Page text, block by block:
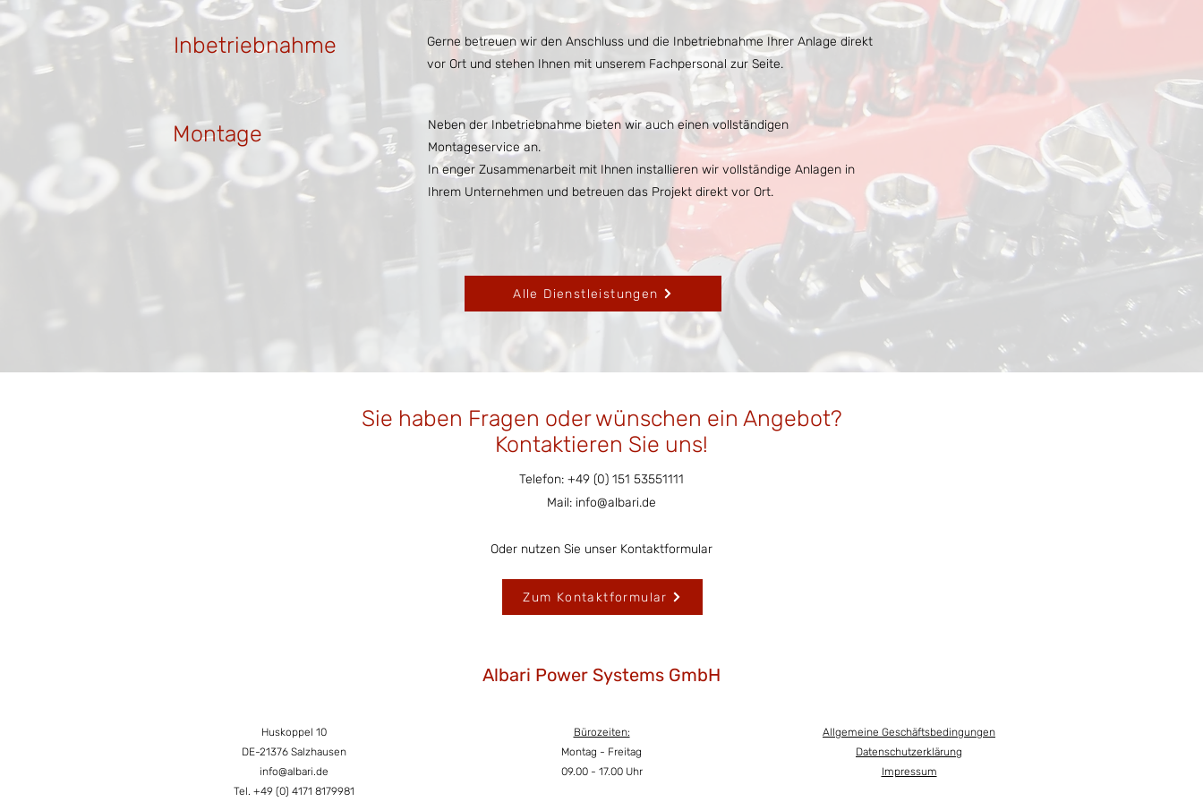
Inbetriebnahme
Gerne betreuen wir den Anschluss und die Inbetriebnahme Ihrer Anlage direkt
vor Ort und stehen Ihnen mit unserem Fachpersonal zur Seite.
Montage
Neben der Inbetriebnahme bieten wir auch einen vollständigen
Montageservice an.
In enger Zusammenarbeit mit Ihnen installieren wir vollständige Anlagen in
Ihrem Unternehmen und betreuen das Projekt direkt vor Ort.
Alle Dienstleistungen
Sie haben Fragen oder wünschen ein Angebot?
Kontaktieren Sie uns!
Telefon: +49 (0) 151 53551111
Mail: info@albari.de
Oder nutzen Sie unser Kontaktformular
Zum Kontaktformular
Albari Power Systems GmbH
Huskoppel 10
DE-21376 Salzhausen
info@albari.de
Tel. ‎+49 (0) 4171 8179981
Bürozeiten:
Montag - Freitag
09.00 - 17.00 Uhr
Allgemeine Geschäftsbedingungen
Datenschutzerklärung
Impressum